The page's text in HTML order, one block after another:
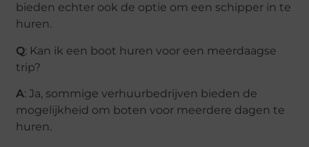
bieden echter ook de optie om een schipper in te
huren.
Q: Kan ik een boot huren voor een meerdaagse
trip?
A: Ja, sommige verhuurbedrijven bieden de
mogelijkheid om boten voor meerdere dagen te
huren.